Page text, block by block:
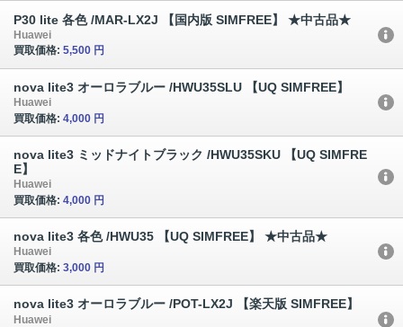
P30 lite 各色 /MAR-LX2J 【国内版 SIMFREE】 ★中古品★
Huawei
買取価格: 5,500 円
nova lite3 オーロラブルー /HWU35SLU 【UQ SIMFREE】
Huawei
買取価格: 4,000 円
nova lite3 ミッドナイトブラック /HWU35SKU 【UQ SIMFRE
E】
Huawei
買取価格: 4,000 円
nova lite3 各色 /HWU35 【UQ SIMFREE】 ★中古品★
Huawei
買取価格: 3,000 円
nova lite3 オーロラブルー /POT-LX2J 【楽天版 SIMFREE】
Huawei